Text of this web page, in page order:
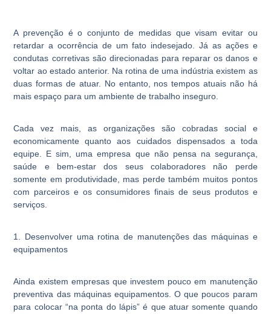
A prevenção é o conjunto de medidas que visam evitar ou
retardar a ocorrência de um fato indesejado. Já as ações e
condutas corretivas são direcionadas para reparar os danos e
voltar ao estado anterior. Na rotina de uma indústria existem as
duas formas de atuar. No entanto, nos tempos atuais não há
mais espaço para um ambiente de trabalho inseguro.
Cada vez mais, as organizações são cobradas social e
economicamente quanto aos cuidados dispensados a toda
equipe. E sim, uma empresa que não pensa na segurança,
saúde e bem-estar dos seus colaboradores não perde
somente em produtividade, mas perde também muitos pontos
com parceiros e os consumidores finais de seus produtos e
serviços.
1. Desenvolver uma rotina de manutenções das máquinas e
equipamentos
Ainda existem empresas que investem pouco em manutenção
preventiva das máquinas equipamentos. O que poucos param
para colocar “na ponta do lápis” é que atuar somente quando